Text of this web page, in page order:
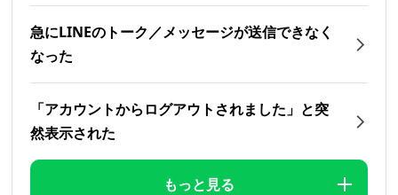
急にLINEのトーク／メッセージが送信できなく
なった
「アカウントからログアウトされました」と突
然表示された
もっと見る